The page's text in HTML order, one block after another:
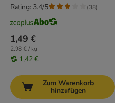
1,49 €
2,98 € / kg
1,42 €
Rating: 3.4/5 (38)
Zum Warenkorb
hinzufügen